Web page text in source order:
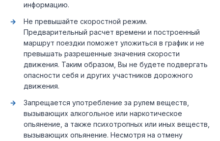
информацию.
Не превышайте скоростной режим.
Предварительный расчет времени и построенный
маршрут поездки поможет уложиться в график и не
превышать разрешенные значения скорости
движения. Таким образом, Вы не будете подвергать
опасности себя и других участников дорожного
движения.
Запрещается употребление за рулем веществ,
вызывающих алкогольное или наркотическое
опьянение, а также психотропных или иных веществ,
вызывающих опьянение. Несмотря на отмену